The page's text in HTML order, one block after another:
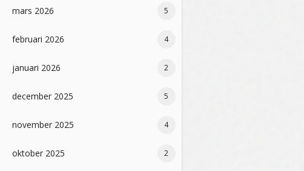
mars 2026 5
februari 2026 4
januari 2026 2
december 2025 5
november 2025 4
oktober 2025 2